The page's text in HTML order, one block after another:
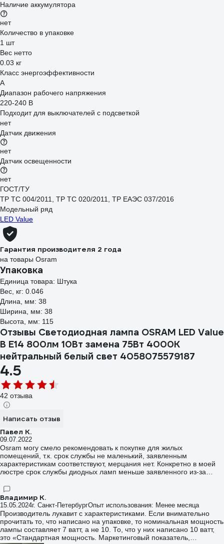
Наличие аккумулятора
нет
Количество в упаковке
1 шт
Вес нетто
0.03 кг
Класс энергоэффективности
A
Диапазон рабочего напряжения
220-240 В
Подходит для выключателей с подсветкой
нет
Датчик движения
нет
Датчик освещенности
нет
ГОСТ/ТУ
ТР ТС 004/2011, ТР ТС 020/2011, ТР ЕАЭС 037/2016
Модельный ряд
LED Value
Гарантия производителя 2 года
на товары Osram
Упаковка
Единица товара: Штука
Вес, кг: 0.046
Длина, мм: 38
Ширина, мм: 38
Высота, мм: 115
Отзывы Светодиодная лампа OSRAM LED Value
B E14 800лм 10Вт замена 75Вт 4000К
нейтральный белый свет 4058075579187
4.5
42 отзыва
Написать отзыв
Павел К.
09.07.2022
Osram могу смело рекомендовать к покупке для жилых
помещений, т.к. срок службы не маленький, заявленным
характеристикам соответствуют, мерцания нет. Конкретно в моей
люстре срок службы диодных ламп меньше заявленного из-за
лампы варятся в собственном тепле. Osram держится дольше всех
остальных).
Владимир К.
15.05.2024г. Санкт-ПетербургОпыт использования: Менее месяца
Производитель лукавит с характеристиками. Если внимательно
прочитать то, что написано на упаковке, то номинальная мощность
лампы составляет 7 ватт, а не 10. То, что у них написано 10 ватт,
это «Стандартная мощность. Маркетинговый показатель,